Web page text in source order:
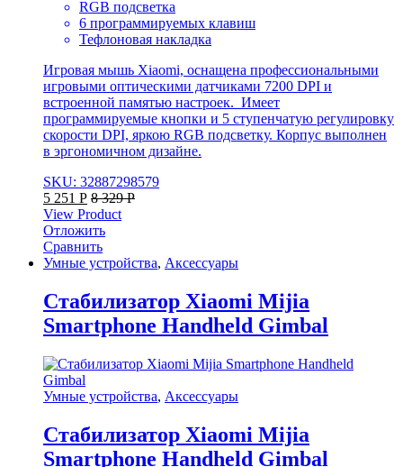
RGB подсветка
6 программируемых клавиш
Тефлоновая накладка
Игровая мышь Xiaomi, оснащена профессиональными
игровыми оптическими датчиками 7200 DPI и
встроенной памятью настроек. Имеет
программируемые кнопки и 5 ступенчатую регулировку
скорости DPI, яркою RGB подсветку. Корпус выполнен
в эргономичном дизайне.
SKU: 32887298579
5 251 Р 8 329Р
View Product
Отложить
Сравнить
Умные устройства, Аксессуары
Стабилизатор Xiaomi Mijia
Smartphone Handheld Gimbal
Умные устройства, Аксессуары
Стабилизатор Xiaomi Mijia
Smartphone Handheld Gimbal